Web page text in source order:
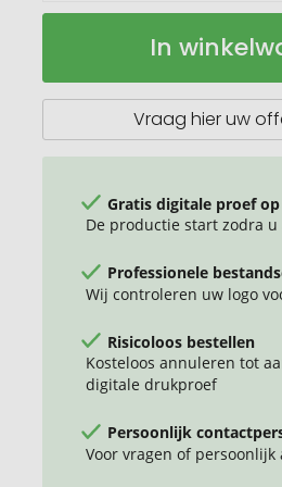
Handontsmettingsspray
1500)
Op
In
Vraag hier uw
Gratis digitale proef
De productie start zodra u
Professionele
Wij controleren uw logo
Risicoloos bestellen
Kosteloos annuleren tot
digitale drukproef
Persoonlijk
Voor vragen of persoonlijk